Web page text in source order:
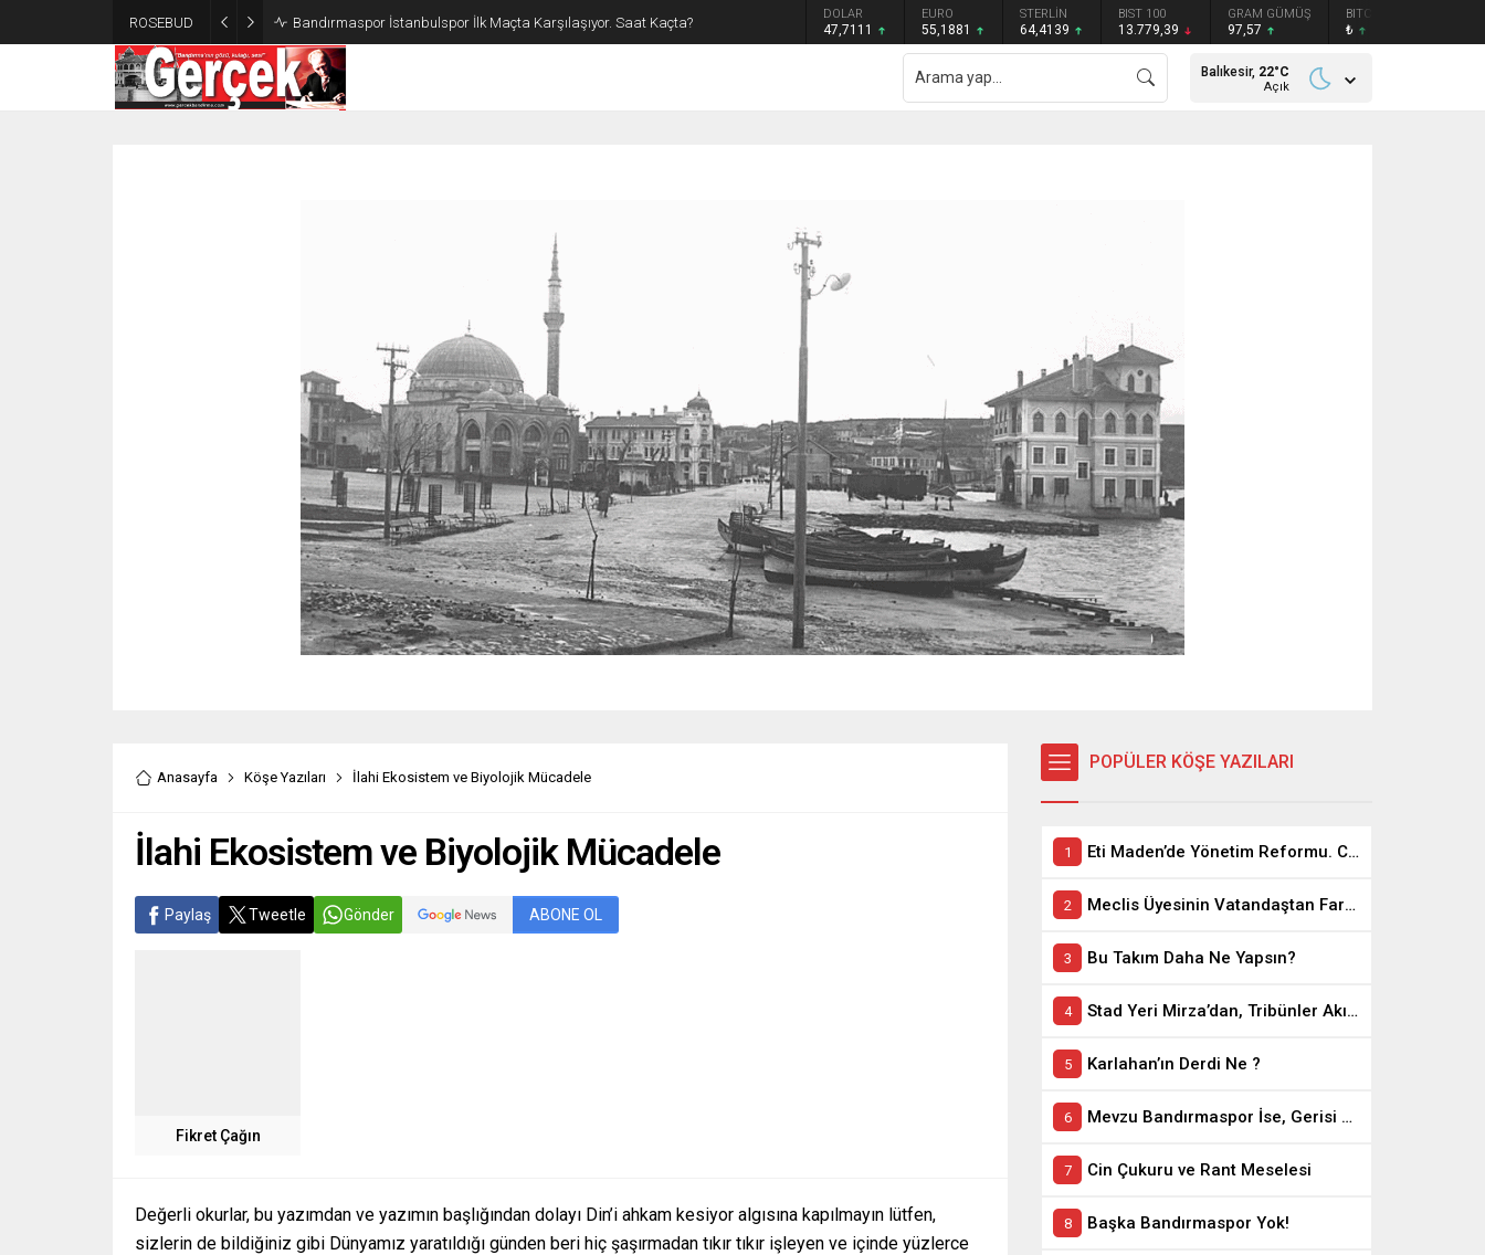
ROSEBUD Bandırmaspor İstanbulspor İlk Maçta Karşılaşıyor. Saat Kaçta? DOLAR
47,7111
EURO
55,1881
STERLİN
64,4139
BIST 100
13.779,39
GRAM GÜMÜŞ
97,57
BITCOIN
₺
Balıkesir, 22°C
Açık
Anasayfa Köşe Yazıları İlahi Ekosistem ve Biyolojik Mücadele
İlahi Ekosistem ve Biyolojik Mücadele
Paylaş Tweetle Gönder ABONE OL
Fikret Çağın
Değerli okurlar, bu yazımdan ve yazımın başlığından dolayı Din’i ahkam kesiyor algısına kapılmayın lütfen,
sizlerin de bildiğiniz gibi Dünyamız yaratıldığı günden beri hiç şaşırmadan tıkır tıkır işleyen ve içinde yüzlerce
POPÜLER KÖŞE YAZILARI
Eti Maden’de Yönetim Reformu. CEO Modeli’nde Kadro / Taşeron İşçilik Ayrımı Kalkıyor
Meclis Üyesinin Vatandaştan Farkı Ne ?
Bu Takım Daha Ne Yapsın?
Stad Yeri Mirza’dan, Tribünler Akın’dan: Geriye Bakanlık Kaldı.
Karlahan’ın Derdi Ne ?
Mevzu Bandırmaspor İse, Gerisi Teferruattır
Cin Çukuru ve Rant Meselesi
Başka Bandırmaspor Yok!